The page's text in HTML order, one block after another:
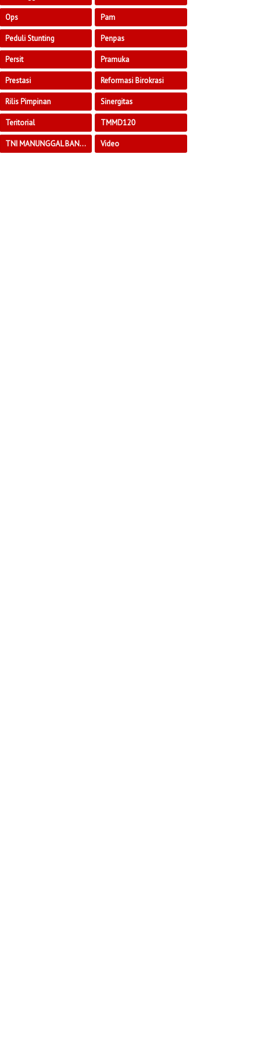
Ops Pam
Peduli Stunting Penpas
Persit Pramuka
Prestasi Reformasi Birokrasi
Rilis Pimpinan Sinergitas
Teritorial TMMD120
TNI MANUNGGAL BANGUN DESA Video